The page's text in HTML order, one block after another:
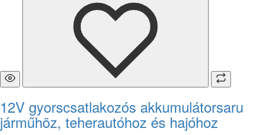
12V gyorscsatlakozós akkumulátorsaru
járműhöz, teherautóhoz és hajóhoz